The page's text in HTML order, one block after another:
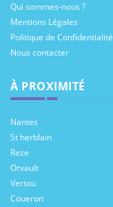
Qui sommes-nous ?
Mentions Légales
Politique de Confidentialité
Nous contacter
À PROXIMITÉ
Nantes
St herblain
Reze
Orvault
Vertou
Coueron